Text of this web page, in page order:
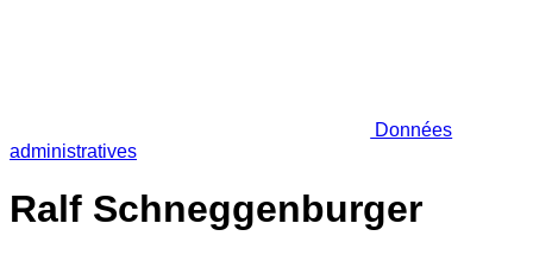
Données
administratives
Ralf Schneggenburger